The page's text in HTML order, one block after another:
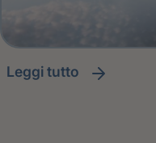
leggi tutto